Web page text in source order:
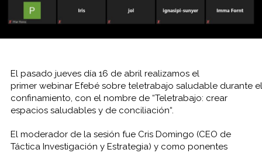
El pasado jueves día 16 de abril realizamos el
primer webinar Efebé sobre teletrabajo saludable durante el
confinamiento, con el nombre de “Teletrabajo: crear
espacios saludables y de conciliación“.
El moderador de la sesión fue Cris Domingo (CEO de
Táctica Investigación y Estrategia) y como ponentes